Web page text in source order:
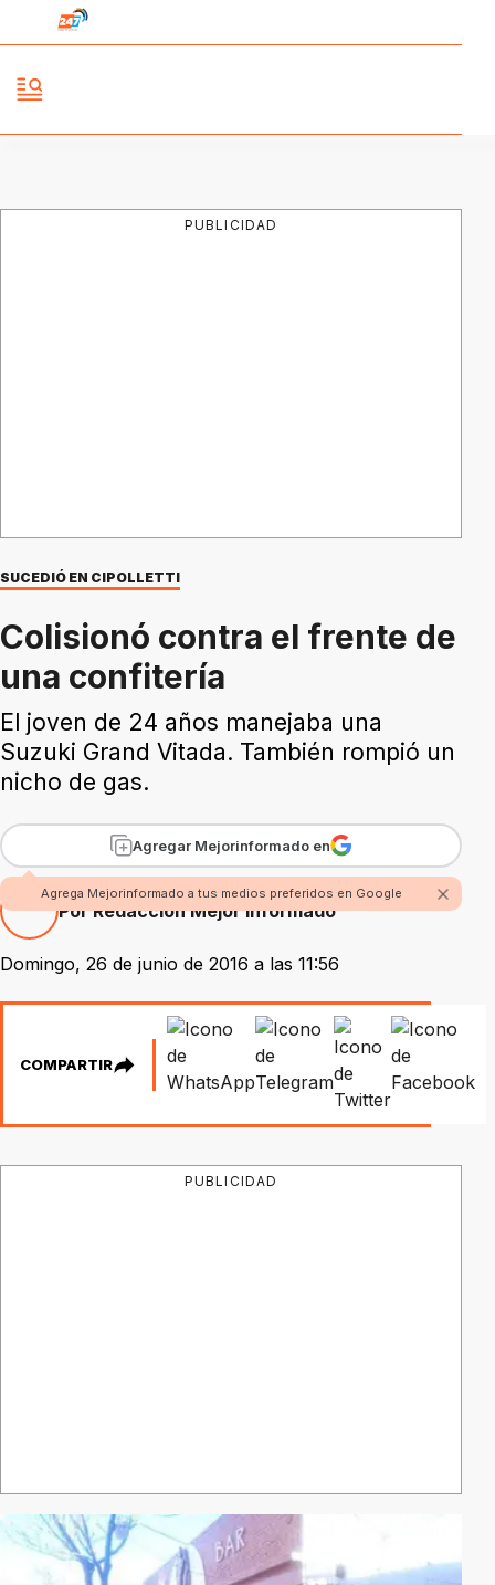
PUBLICIDAD
SUCEDIÓ EN CIPOLLETTI
Colisionó contra el frente de
una confitería
El joven de 24 años manejaba una
Suzuki Grand Vitada. También rompió un
nicho de gas.
Agregar Mejorinformado en
Agrega Mejorinformado a tus medios preferidos en Google
Por Redacción Mejor Informado
Domingo, 26 de junio de 2016 a las 11:56
COMPARTIR
PUBLICIDAD